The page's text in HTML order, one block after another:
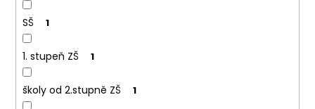
SŠ 1
1. stupeň ZŠ 1
školy od 2.stupně ZŠ 1
u
u
m